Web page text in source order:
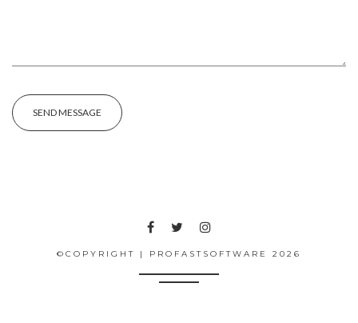
SEND MESSAGE
©COPYRIGHT | PROFASTSOFTWARE 2026